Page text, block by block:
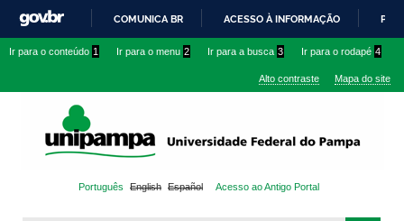
conteúdo
IR
O
COMUNICA BR ACESSO À INFORMAÇÃO
Ir para o conteúdo 1 Ir para o menu 2 Ir para a busca 3 Ir para o rodapé 4
Alto contraste Mapa do site
Português English Español Acesso ao Antigo Portal